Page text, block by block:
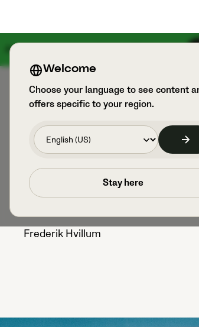
Algo grande está por llegar el 18 de agosto
Productos
Welcome
Choose your language to see content
offers specific to your region.
Stay here
Veo Go:
Frederik Hvillum